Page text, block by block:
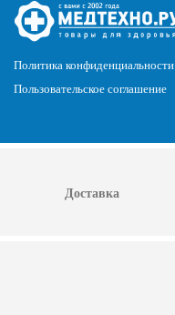
Политика конфиденциальности
Пользовательское соглашение
Доставка